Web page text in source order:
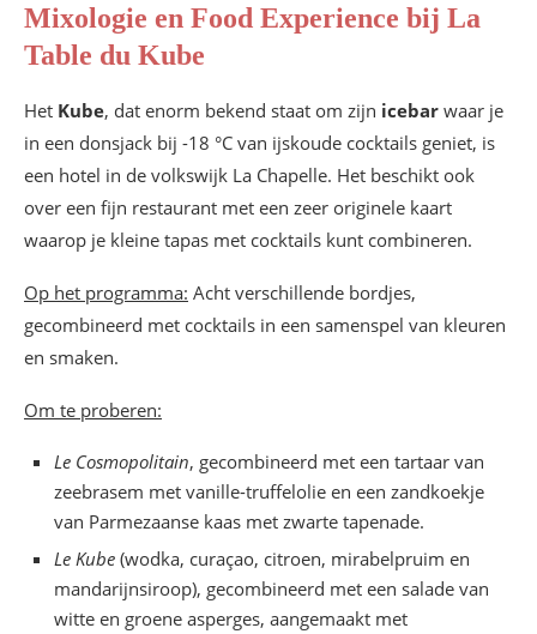
Mixologie en Food Experience bij La
Table du Kube
Het Kube, dat enorm bekend staat om zijn icebar waar je
in een donsjack bij -18 °C van ijskoude cocktails geniet, is
een hotel in de volkswijk La Chapelle. Het beschikt ook
over een fijn restaurant met een zeer originele kaart
waarop je kleine tapas met cocktails kunt combineren.
Op het programma: Acht verschillende bordjes,
gecombineerd met cocktails in een samenspel van kleuren
en smaken.
Om te proberen:
Le Cosmopolitain, gecombineerd met een tartaar van
zeebrasem met vanille-truffelolie en een zandkoekje
van Parmezaanse kaas met zwarte tapenade.
Le Kube (wodka, curaçao, citroen, mirabelpruim en
mandarijnsiroop), gecombineerd met een salade van
witte en groene asperges, aangemaakt met